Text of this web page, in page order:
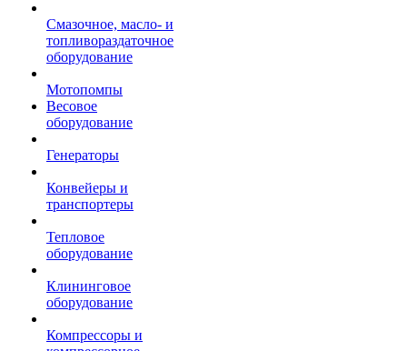
Смазочное, масло- и
топливораздаточное
оборудование
Мотопомпы
Весовое
оборудование
Генераторы
Конвейеры и
транспортеры
Тепловое
оборудование
Клининговое
оборудование
Компрессоры и